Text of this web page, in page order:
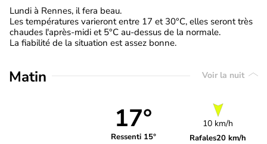
Lundi à Rennes, il fera beau.
Les températures varieront entre 17 et 30°C, elles seront très
chaudes l'après-midi et 5°C au-dessus de la normale.
La fiabilité de la situation est assez bonne.
Matin Voir la nuit
17°
Ressenti 15°
10 km/h
Rafales20 km/h